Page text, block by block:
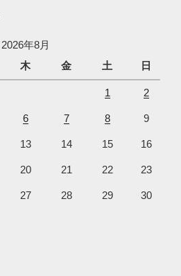
2026年8月
木 金 土 日
1 2
6 7 8 9
13 14 15 16
20 21 22 23
27 28 29 30